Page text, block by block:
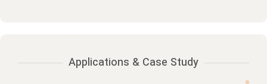
Applications & Case Study